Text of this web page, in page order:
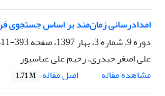
امدادرسانی زمان‌مند بر اساس جستجوی
دوره 9، شماره 3، بهار 1397، صفحه
393-411
علی اصغر حیدری، رحیم علی عباسپور
مشاهده مقاله
اصل مقاله 1.71 M